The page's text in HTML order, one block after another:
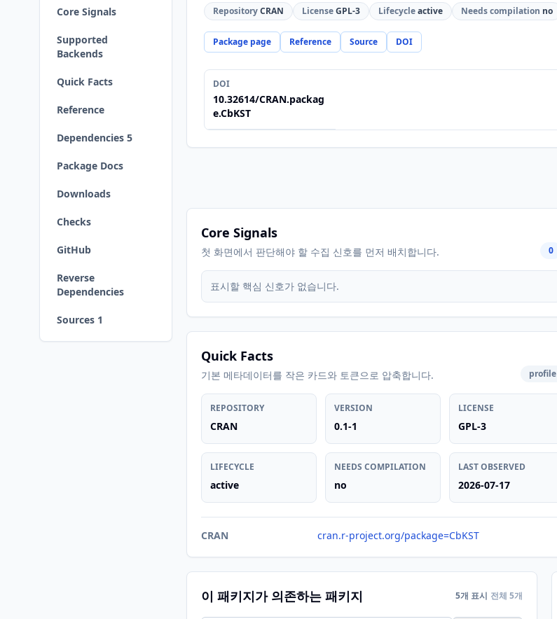
Core Signals
Supported
Backends
Quick Facts
Reference
Dependencies 5
Package Docs
Downloads
Checks
GitHub
Reverse
Dependencies
Sources 1
RepositoryCRAN LicenseGPL-3 Lifecycleactive Needs compilation no
Package page Reference Source DOI
DOI
10.32614/CRAN.packag
e.CbKST
Core Signals
첫 화면에서 판단해야 할 수집 신호를 먼저 배치합니다. 0
표시할 핵심 신호가 없습니다.
Quick Facts
기본 메타데이터를 작은 카드와 토큰으로 압축합니다. profile
REPOSITORY
CRAN
VERSION
0.1-1
LICENSE
GPL-3
LIFECYCLE
active
NEEDS COMPILATION
no
LAST OBSERVED
2026-07-17
CRAN cran.r-project.org/package=CbKST
이 패키지가 의존하는 패키지 5개 표시 전체 5개